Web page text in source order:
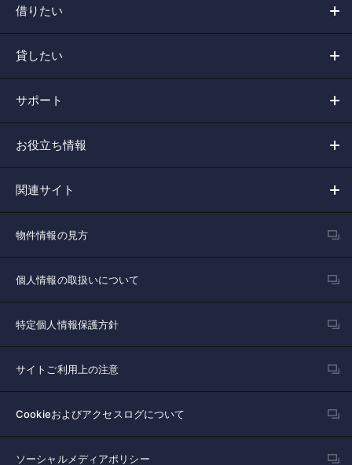
借りたい
貸したい
サポート
お役立ち情報
関連サイト
物件情報の見方
個人情報の取扱いについて
特定個人情報保護方針
サイトご利用上の注意
Cookieおよびアクセスログについて
ソーシャルメディアポリシー